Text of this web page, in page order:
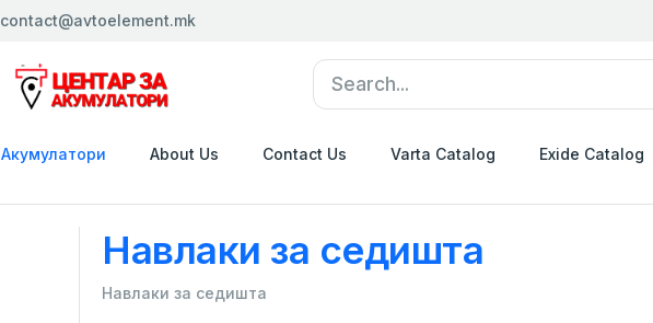
contact@avtoelement.mk
Акумулатори About Us Contact Us Varta Catalog Exide Catalog
Навлаки за седишта
Навлаки за седишта